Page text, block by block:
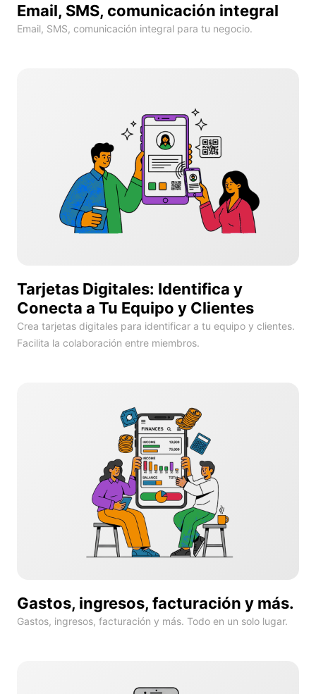
Email, SMS, comunicación integral
Email, SMS, comunicación integral para tu negocio.
Tarjetas Digitales: Identifica y
Conecta a Tu Equipo y Clientes
Crea tarjetas digitales para identificar a tu equipo y clientes.
Facilita la colaboración entre miembros.
Gastos, ingresos, facturación y más.
Gastos, ingresos, facturación y más. Todo en un solo lugar.